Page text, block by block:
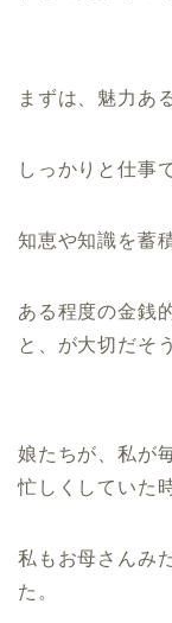
まずは、魅力あ
しっかりと仕事
知恵や知識を蓄
ある程度の金銭
と、が大切だそ
娘たちが、私が
忙しくしていた時
私もお母さんみ
た。